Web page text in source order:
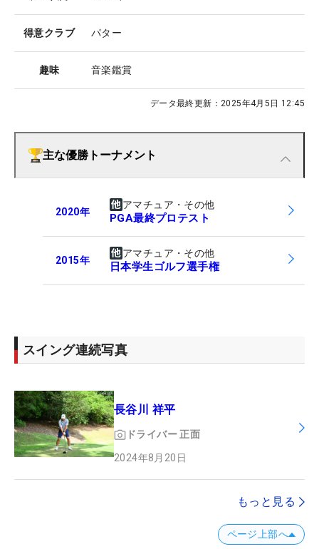
得意クラブ パター
趣味 音楽鑑賞
データ最終更新： 2025年4月5日 12:45
主な優勝トーナメント
2020年
アマチュア・その他
PGA最終プロテスト
2015年
アマチュア・その他
日本学生ゴルフ選手権
スイング連続写真
長谷川 祥平
ドライバー 正面
2024年8月20日
もっと見る
ページ上部へ